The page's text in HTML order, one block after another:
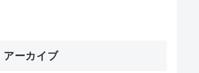
アーカイブ